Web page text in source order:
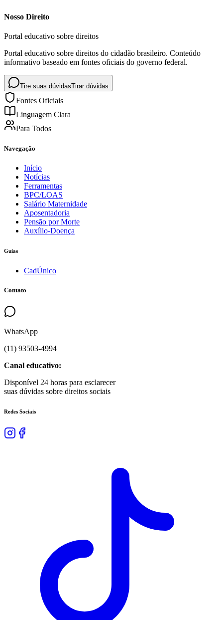
Nosso Direito
Portal educativo sobre direitos
Portal educativo sobre direitos do cidadão brasileiro. Conteúdo
informativo baseado em fontes oficiais do governo federal.
Tire suas dúvidasTirar dúvidas
Fontes Oficiais
Linguagem Clara
Para Todos
Navegação
Início
Notícias
Ferramentas
BPC/LOAS
Salário Maternidade
Aposentadoria
Pensão por Morte
Auxílio-Doença
Guias
CadÚnico
Contato
WhatsApp
(11) 93503-4994
Canal educativo:
Disponível 24 horas para esclarecer
suas dúvidas sobre direitos sociais
Redes Sociais